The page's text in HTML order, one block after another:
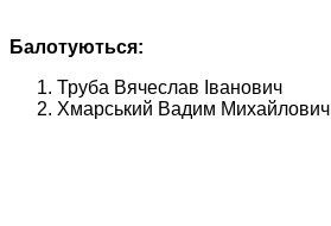
Балотуються:
Труба Вячеслав Іванович
Хмарський Вадим Михайлович